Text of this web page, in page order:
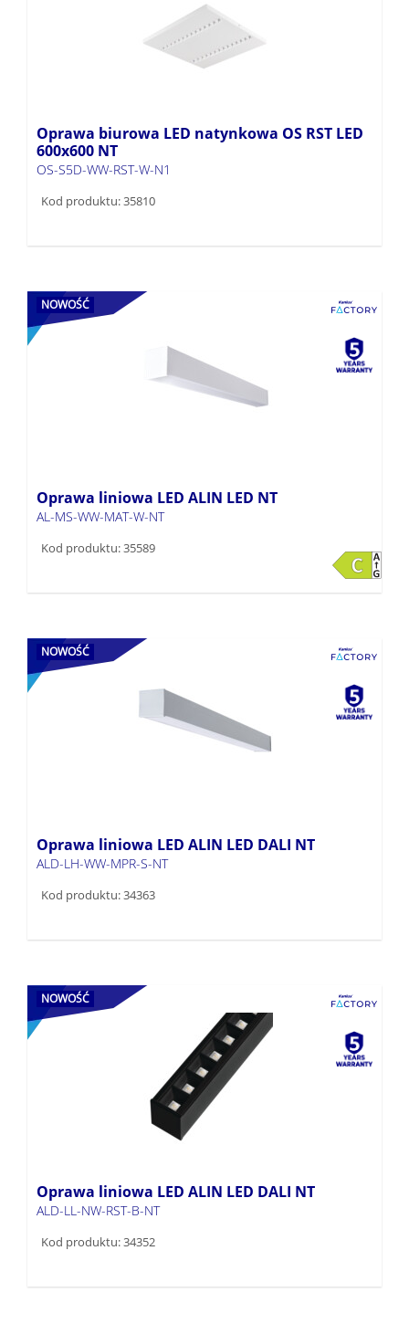
Oprawa biurowa LED natynkowa OS RST LED
600x600 NT
OS-S5D-WW-RST-W-N1
Kod produktu: 35810
NOWOŚĆ
Oprawa liniowa LED ALIN LED NT
AL-MS-WW-MAT-W-NT
Kod produktu: 35589
NOWOŚĆ
Oprawa liniowa LED ALIN LED DALI NT
ALD-LH-WW-MPR-S-NT
Kod produktu: 34363
NOWOŚĆ
Oprawa liniowa LED ALIN LED DALI NT
ALD-LL-NW-RST-B-NT
Kod produktu: 34352